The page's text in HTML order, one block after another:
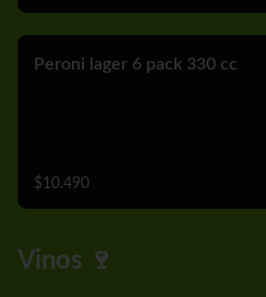
Peroni lager 6 pack 330 cc
$10.490
Vinos 🍷